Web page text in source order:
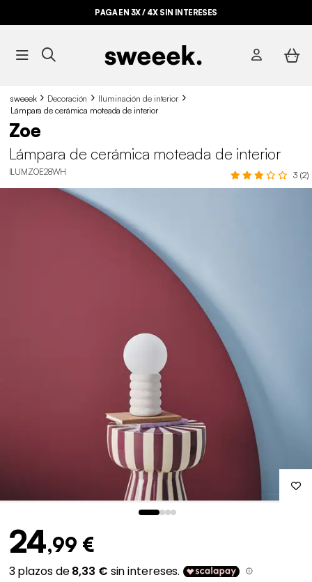
PAGA EN 3X / 4X SIN INTERESES
sweeek Decoración
Iluminación de interior
Lámpara de cerámica moteada de interior
Zoe
Lámpara de cerámica moteada de interior
ILUMZOE28WH 3 (2)
24,99 €